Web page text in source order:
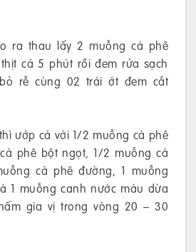
ra thau lấy 2 muỗng cà phê
cá 5 phút rồi đem rửa sạch
rễ cùng 02 trái ớt đem cắt
ướp cá với 1/2 muỗng cà phê
phê bột ngọt, 1/2 muỗng cà
cà phê đường, 1 muỗng
1 muỗng canh nước màu dừa
gia vị trong vòng 20 – 30